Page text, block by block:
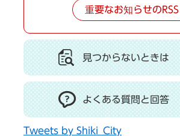
重要なお知らせのRSS
見つからないときは
よくある質問と回答
Tweets by Shiki_City